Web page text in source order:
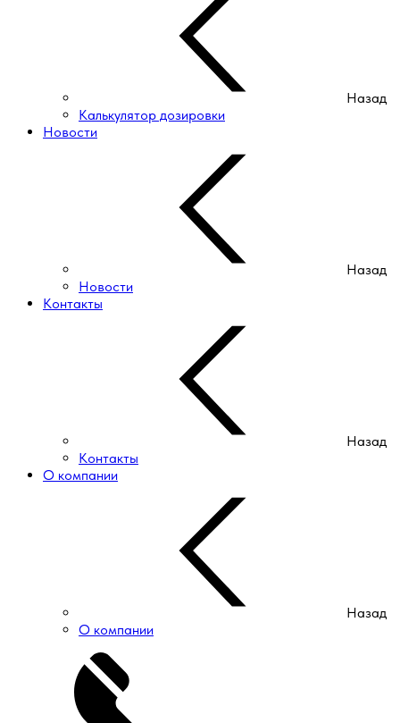
Назад
Калькулятор дозировки
Новости
Назад
Новости
Контакты
Назад
Контакты
О компании
Назад
О компании